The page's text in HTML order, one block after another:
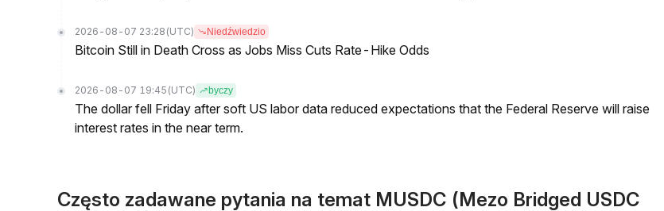
2026-08-07 23:28 (UTC) Niedźwiedzio
Bitcoin Still in Death Cross as Jobs Miss Cuts Rate-Hike Odds
2026-08-07 19:45 (UTC) byczy
The dollar fell Friday after soft US labor data reduced expectations that the Federal Reserve will raise
interest rates in the near term.
Często zadawane pytania na temat MUSDC (Mezo Bridged USDC